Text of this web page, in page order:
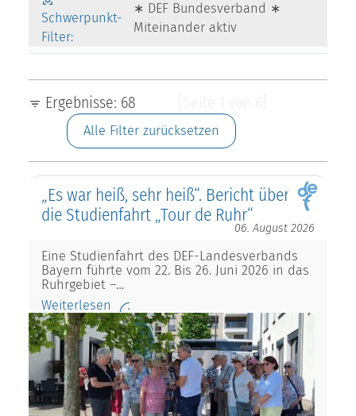
Schwerpunkt-
Filter:
∗ DEF Bundesverband ∗
Miteinander aktiv
Ergebnisse: 68
Alle Filter zurücksetzen
„Es war heiß, sehr heiß“. Bericht über
die Studienfahrt „Tour de Ruhr“
06. August 2026
Eine Studienfahrt des DEF-Landesverbands
Bayern führte vom 22. Bis 26. Juni 2026 in das
Ruhrgebiet –…
Weiterlesen